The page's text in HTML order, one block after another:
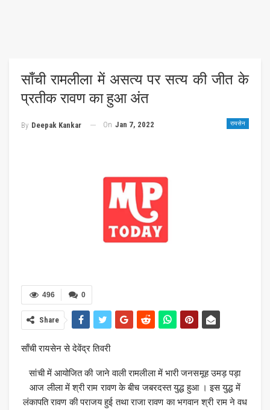
साँची रामलीला में असत्य पर सत्य की जीत के
प्रतीक रावण का हुआ अंत
रायसेन
By Deepak Kankar On Jan 7, 2022
0
496
Share
साँची रायसेन से देवेंद्र तिवरी
सांची में आयोजित की जाने वाली रामलीला में भारी जनसमूह उमड़ पड़ा
आज लीला में श्री राम रावण के बीच जबरदस्त युद्ध हुआ । इस युद्ध में
लंकापति रावण की पराजय हुई तथा राजा रावण का भगवान श्री राम ने वध